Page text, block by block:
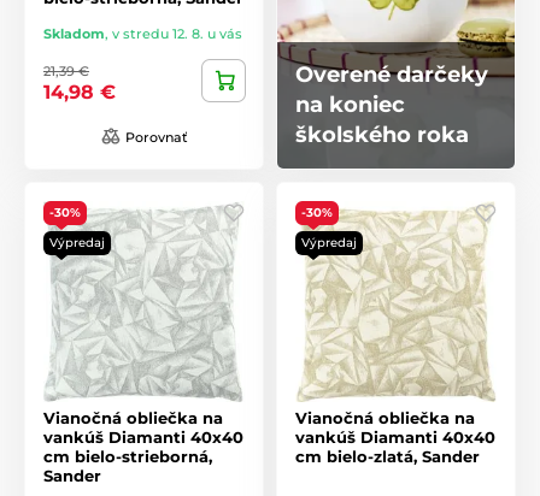
Skladom, v stredu 12. 8. u vás
21,39 €
14,98 €
Porovnať
Overené darčeky
na koniec
školského roka
-30%
Výpredaj
Vianočná obliečka na
vankúš Diamanti 40x40
cm bielo-strieborná,
Sander
-30%
Výpredaj
Vianočná obliečka na
vankúš Diamanti 40x40
cm bielo-zlatá, Sander